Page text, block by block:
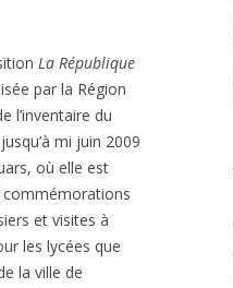
La République
par la Région
l’inventaire du
mi juin 2009
où elle est
commémorations
et visites à
les lycées que
la ville de